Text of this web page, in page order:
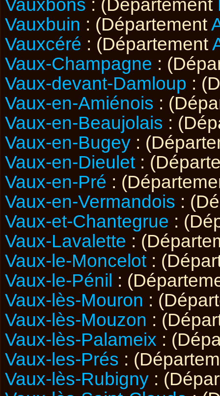
Vauxbons : (Département
Vauxbuin : (Département
Vauxcéré : (Département
Vaux-Champagne :
Vaux-devant-Damloup :
Vaux-en-Amiénois :
Vaux-en-Beaujolais :
Vaux-en-Bugey :
Vaux-en-Dieulet :
Vaux-en-Pré :
Vaux-en-Vermandois :
Vaux-et-Chantegrue :
Vaux-Lavalette :
Vaux-le-Moncelot :
Vaux-le-Pénil :
Vaux-lès-Mouron :
Vaux-lès-Mouzon :
Vaux-lès-Palameix :
Vaux-les-Prés :
Vaux-lès-Rubigny :